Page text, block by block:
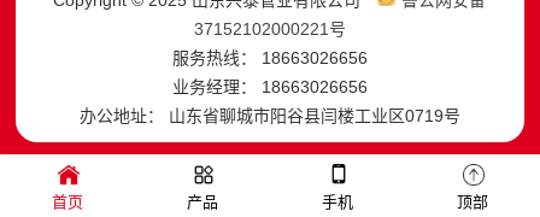
37152102000221号
服务热线： 18663026656
业务经理： 18663026656
办公地址： 山东省聊城市阳谷县闫楼工业区0719号
首页 产品 手机 顶部